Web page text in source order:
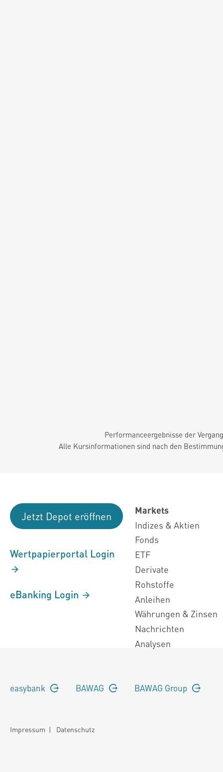
Performanceergebnisse der
Alle Kursinformationen sind nach den
Jetzt Depot eröffnen
Wertpapierportal Login
eBanking Login
Markets
Indizes & Aktien
Fonds
ETF
Derivate
Rohstoffe
Anleihen
Währungen & Zinsen
Nachrichten
Analysen
easybank BAWAG BAWAG Group
Impressum | Datenschutz